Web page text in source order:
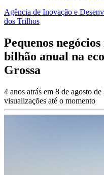
Agência de Inovação e
dos Trilhos
Pequenos
bilhão anual na
Grossa
4 anos atrás em 8 de agosto
visualizações até o momento